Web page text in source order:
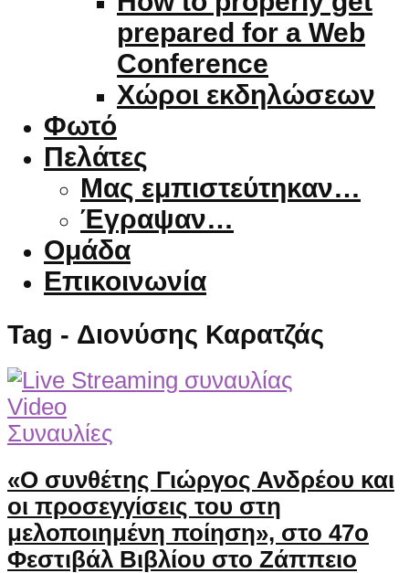
prepared for a Web
Conference
Χώροι εκδηλώσεων
Φωτό
Πελάτες
Μας εμπιστεύτηκαν…
Έγραψαν…
Ομάδα
Επικοινωνία
Tag - Διονύσης Καρατζάς
Video
Συναυλίες
«Ο συνθέτης Γιώργος Ανδρέου και
οι προσεγγίσεις του στη
μελοποιημένη ποίηση», στο 47ο
Φεστιβάλ Βιβλίου στο Ζάππειο